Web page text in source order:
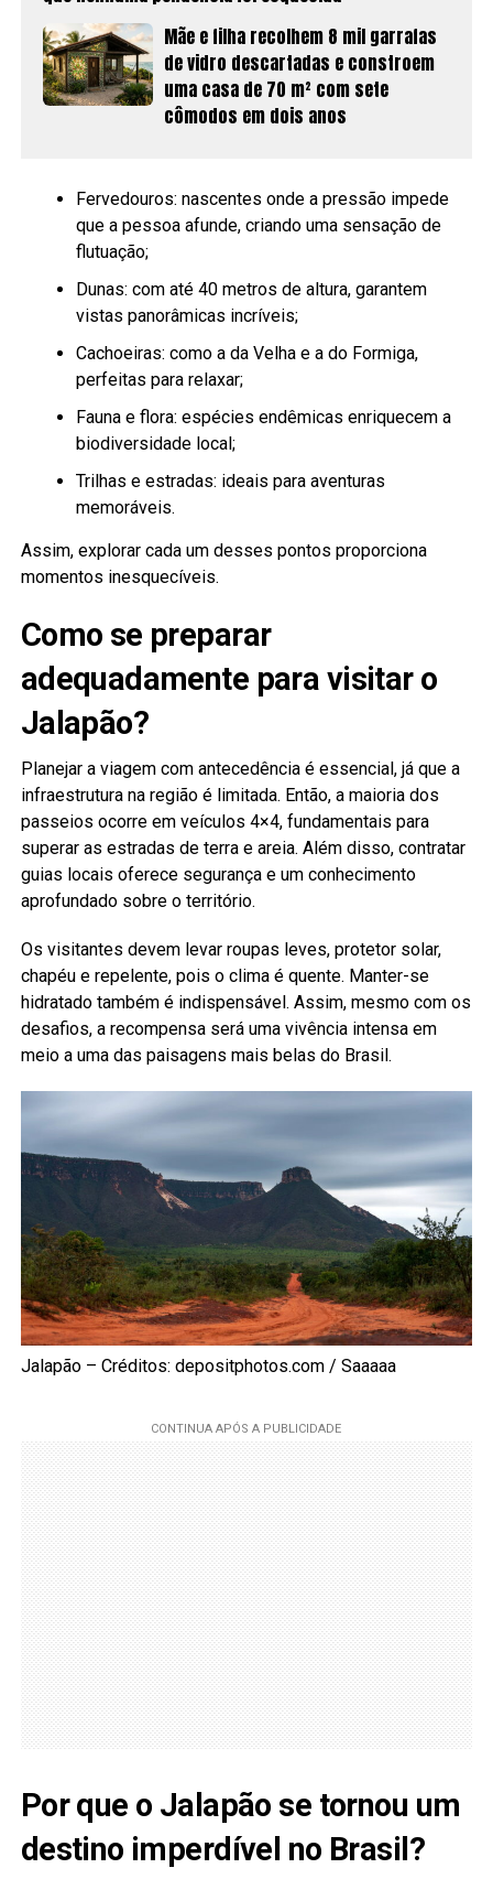
Mãe e filha recolhem 8 mil garrafas
de vidro descartadas e constroem
uma casa de 70 m² com sete
cômodos em dois anos
Fervedouros: nascentes onde a pressão impede
que a pessoa afunde, criando uma sensação de
flutuação;
Dunas: com até 40 metros de altura, garantem
vistas panorâmicas incríveis;
Cachoeiras: como a da Velha e a do Formiga,
perfeitas para relaxar;
Fauna e flora: espécies endêmicas enriquecem a
biodiversidade local;
Trilhas e estradas: ideais para aventuras
memoráveis.
Assim, explorar cada um desses pontos proporciona
momentos inesquecíveis.
Como se preparar
adequadamente para visitar o
Jalapão?
Planejar a viagem com antecedência é essencial, já que a
infraestrutura na região é limitada. Então, a maioria dos
passeios ocorre em veículos 4×4, fundamentais para
superar as estradas de terra e areia. Além disso, contratar
guias locais oferece segurança e um conhecimento
aprofundado sobre o território.
Os visitantes devem levar roupas leves, protetor solar,
chapéu e repelente, pois o clima é quente. Manter-se
hidratado também é indispensável. Assim, mesmo com os
desafios, a recompensa será uma vivência intensa em
meio a uma das paisagens mais belas do Brasil.
Jalapão – Créditos: depositphotos.com / Saaaaa
Por que o Jalapão se tornou um
destino imperdível no Brasil?